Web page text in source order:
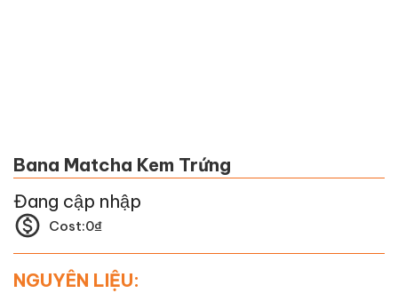
Bana Matcha Kem Trứng
Đang cập nhập
Cost:0₫
NGUYÊN LIỆU: